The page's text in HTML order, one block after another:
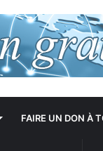
FAIRE UN DON À